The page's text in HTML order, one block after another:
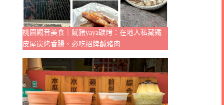
桃園觀音美食｜魷豬yaya碳烤：在地人私藏鐵
皮屋炭烤香腸、必吃招牌鹹豬肉